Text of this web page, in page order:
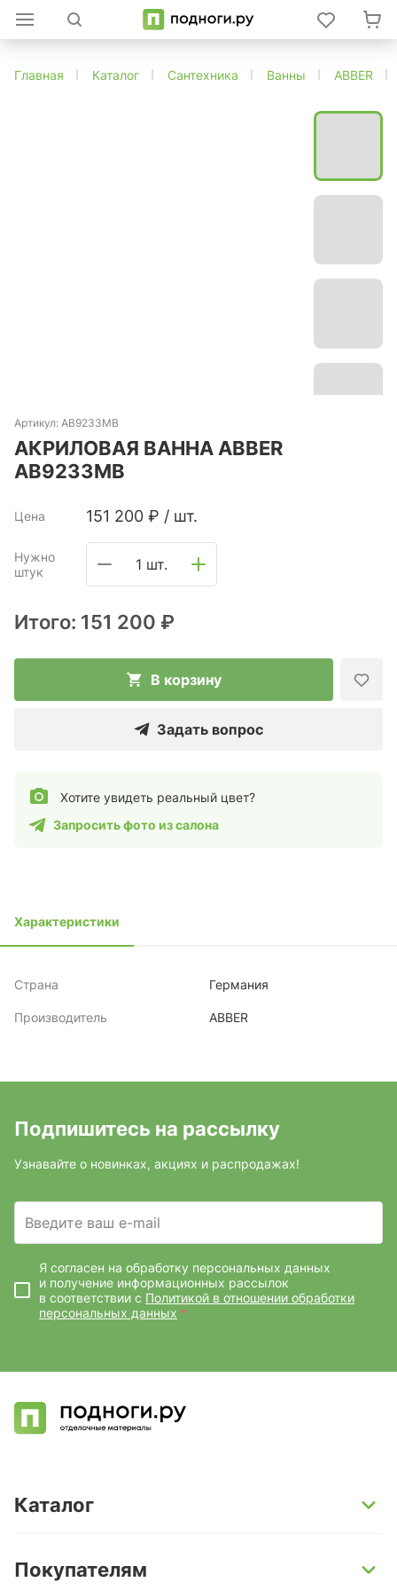
Главная Каталог Сантехника Ванны ABBER
Артикул: AB9233MB
АКРИЛОВАЯ ВАННА ABBER
AB9233MB
Цена 151 200 ₽ / шт.
Нужно
штук
1 шт.
Итого: 151 200 ₽
В корзину
Задать вопрос
Хотите увидеть реальный цвет?
Запросить фото из салона
Характеристики
Страна Германия
Производитель ABBER
Подпишитесь на рассылку
Узнавайте о новинках, акциях и распродажах!
Введите ваш e-mail
Я согласен на обработку персональных данных
и получение информационных рассылок
в соответствии с Политикой в отношении обработки
персональных данных *
Каталог
Кварц-винил и LVT-плитка
Покупателям